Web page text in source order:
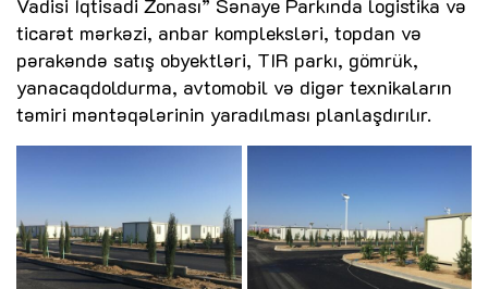
Vadisi İqtisadi Zonası” Sənaye Parkında logistika və
ticarət mərkəzi, anbar kompleksləri, topdan və
pərakəndə satış obyektləri, TIR parkı, gömrük,
yanacaqdoldurma, avtomobil və digər texnikaların
təmiri məntəqələrinin yaradılması planlaşdırılır.